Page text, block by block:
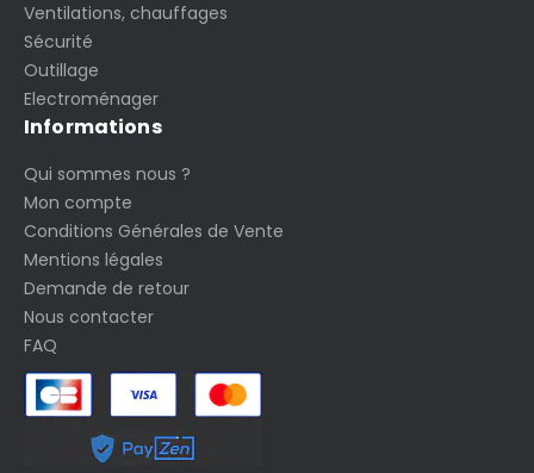
Ventilations, chauffages
Sécurité
Outillage
Electroménager
Informations
Qui sommes nous ?
Mon compte
Conditions Générales de Vente
Mentions légales
Demande de retour
Nous contacter
FAQ